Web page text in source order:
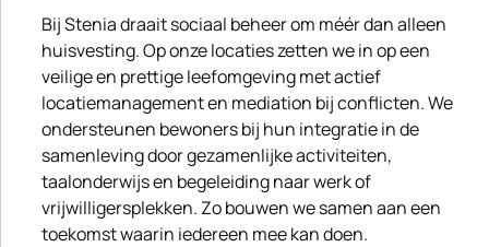
Bij Stenia draait sociaal beheer om méér dan alleen
huisvesting. Op onze locaties zetten we in op een
veilige en prettige leefomgeving met actief
locatiemanagement en mediation bij conflicten. We
ondersteunen bewoners bij hun integratie in de
samenleving door gezamenlijke activiteiten,
taalonderwijs en begeleiding naar werk of
vrijwilligersplekken. Zo bouwen we samen aan een
toekomst waarin iedereen mee kan doen.